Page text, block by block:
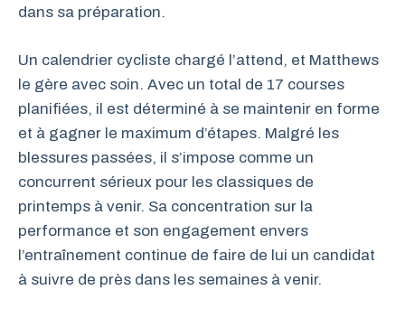
dans sa préparation.
Un calendrier cycliste chargé l’attend, et Matthews
le gère avec soin. Avec un total de 17 courses
planifiées, il est déterminé à se maintenir en forme
et à gagner le maximum d’étapes. Malgré les
blessures passées, il s’impose comme un
concurrent sérieux pour les classiques de
printemps à venir. Sa concentration sur la
performance et son engagement envers
l’entraînement continue de faire de lui un candidat
à suivre de près dans les semaines à venir.